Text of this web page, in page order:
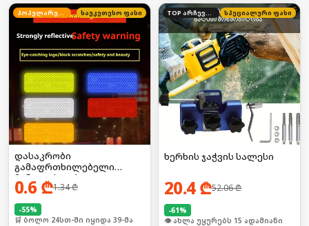
პოპულარული საუკეთესო ფასი
დასაკრობი
გამაფრთხილებელი
მანათობლები
0.6 ₾1.34₾
-55%
🛒 ბოლო 24სთ-ში იყიდა 39-მა
TOP არჩევანი სპეციალური ფასი
ხერხის ჯაჭვის სალესი
20.4₾52.06₾
-61%
🛒 ბოლო 24სთ-ში იყიდა 20-მა